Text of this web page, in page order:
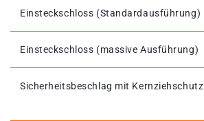
Einsteckschloss (Standardausführung)
Einsteckschloss (massive Ausführung)
Sicherheitsbeschlag mit Kernziehschutz